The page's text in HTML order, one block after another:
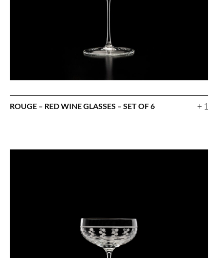
ROUGE – RED WINE GLASSES – SET OF 6 + 1